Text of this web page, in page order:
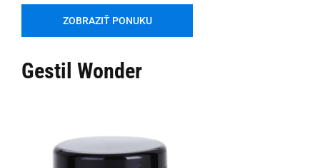
ZOBRAZIŤ PONUKU
Gestil Wonder